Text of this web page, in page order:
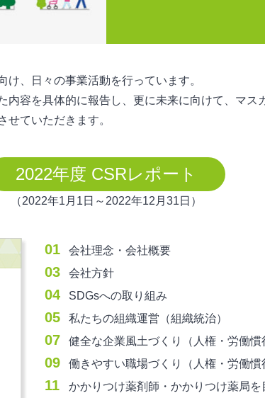
、日々の事業活動を行っています。
容を具体的に報告し、更に未来に向けて、マス
せていただきます。
2022年度 CSRレポート
（2022年1月1日～2022年12月31日）
01 会社理念・会社概要
03 会社方針
04 SDGsへの取り組み
05 私たちの組織運営（組織統治）
07 健全な企業風土づくり（人権・労働慣
09 働きやすい職場づくり（人権・労働慣
11 かかりつけ薬剤師・かかりつけ薬局を